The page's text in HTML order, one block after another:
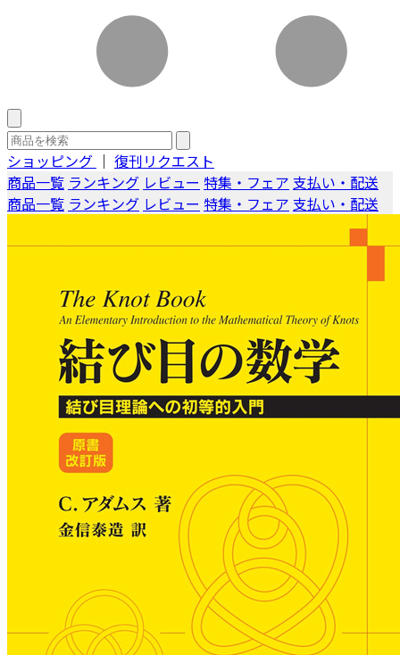
ショッピング ｜ 復刊リクエスト
商品一覧 ランキング レビュー 特集・フェア 支払い・配送
商品一覧 ランキング レビュー 特集・フェア 支払い・配送